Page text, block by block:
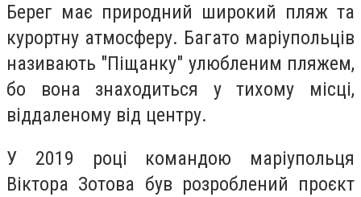
Берег має природний широкий пляж та
курортну атмосферу. Багато маріупольців
називають "Піщанку" улюбленим пляжем,
бо вона знаходиться у тихому місці,
віддаленому від центру.
У 2019 році командою маріупольця
Віктора Зотова був розроблений проєкт